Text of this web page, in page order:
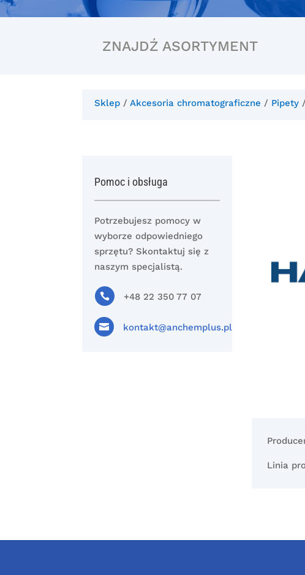
ZNAJDŹ ASORTYMENT
Sklep /Akcesoria chromatograficzne / Pipety
Pomoc i obsługa
Potrzebujesz pomocy w
wyborze odpowiedniego
sprzętu? Skontaktuj się z
naszym specjalistą.
 +48 22 350 77 07
 kontakt@anchemplus.pl
Linia